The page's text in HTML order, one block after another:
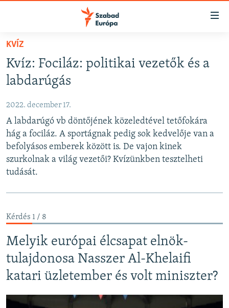
Akadálymentes
Ugrás
fő
oldalra
tartalomjegyzékre
Ugrás
keresésre
AKTUÁLIS
PODCASTOK
VIDEÓK
ELEMZŐ
NER15
SZABADON
A PÉNZ NYOMÁBAN
EURÓPAI UNIÓ
VILÁG
KLÍMAVÁLTOZÁS
A MÚLT TANULSÁGAI
KVÍZ
Kvíz: Fociláz: politikai vezetők és a
labdarúgás
2022. december 17.
A labdarúgó vb döntőjének közeledtével tetőfokára
hág a fociláz. A sportágnak pedig sok kedvelője van a
befolyásos emberek között is. De vajon kinek
szurkolnak a világ vezetői? Kvízünkben tesztelheti
tudását.
Kérdés 1 / 8
Melyik európai élcsapat elnök-
tulajdonosa Nasszer Al-Khelaifi
katari üzletember és volt miniszter?
Spotify
Feliratkozás